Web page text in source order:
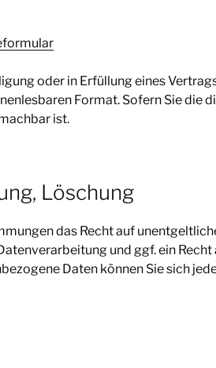
oder in Erfüllung eines
Format. Sofern Sie die
ist.
Löschung
das Recht auf
und ggf. ein
Daten können Sie sich